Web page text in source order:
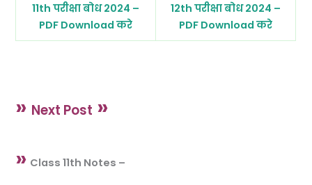
11th परीक्षा बोध 2024 –
PDF Download करे
12th परीक्षा बोध 2024 –
PDF Download करे
» Next Post »
» Class 11th Notes –